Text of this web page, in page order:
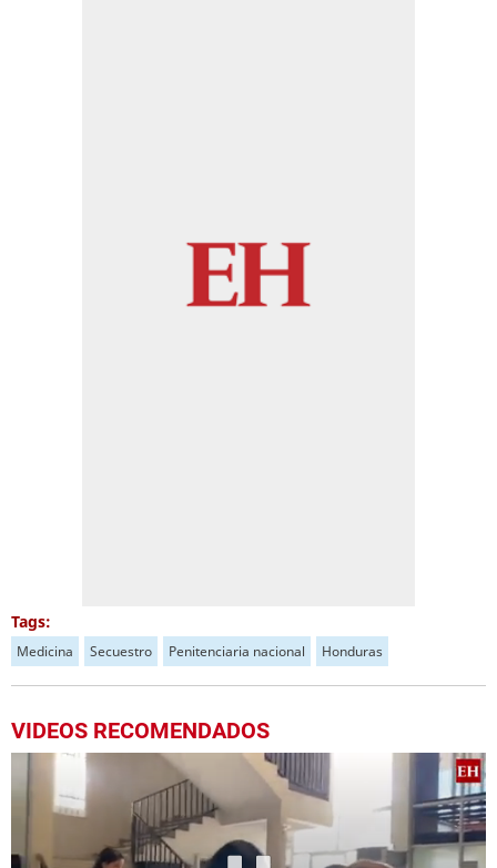
Tags:
Medicina Secuestro Penitenciaria nacional Honduras
VIDEOS RECOMENDADOS